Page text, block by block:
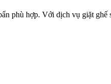
phù hợp. Với dịch vụ giặt ghế